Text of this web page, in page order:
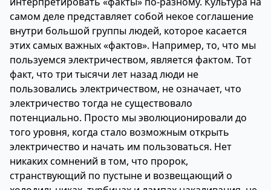
самом деле представляет собой некое соглашение
внутри большой группы людей, которое касается
этих самых важных «фактов». Например, то, что мы
пользуемся электричеством, является фактом. Тот
факт, что три тысячи лет назад люди не
пользовались электричеством, не означает, что
электричество тогда не существовало
потенциально. Просто мы эволюционировали до
того уровня, когда стало возможным открыть
электричество и начать им пользоваться. Нет
никаких сомнений в том, что пророк,
странствующий по пустыне и возвещающий о